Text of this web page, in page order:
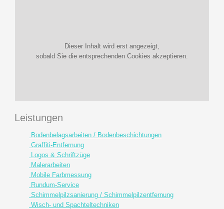
Dieser Inhalt wird erst angezeigt,
sobald Sie die entsprechenden Cookies akzeptieren.
Leistungen
Bodenbelagsarbeiten / Bodenbeschichtungen
Graffiti-Entfernung
Logos & Schriftzüge
Malerarbeiten
Mobile Farbmessung
Rundum-Service
Schimmelpilzsanierung / Schimmelpilzentfernung
Wisch- und Spachteltechniken